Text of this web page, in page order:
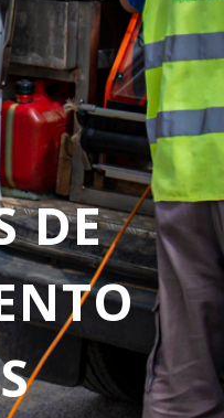
DE